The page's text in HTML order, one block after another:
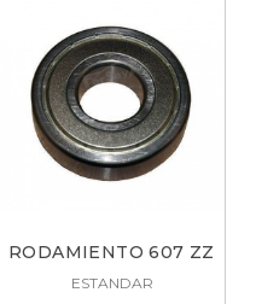
RODAMIENTO 607 ZZ
MEDIDAS 7,00...
ESTANDAR